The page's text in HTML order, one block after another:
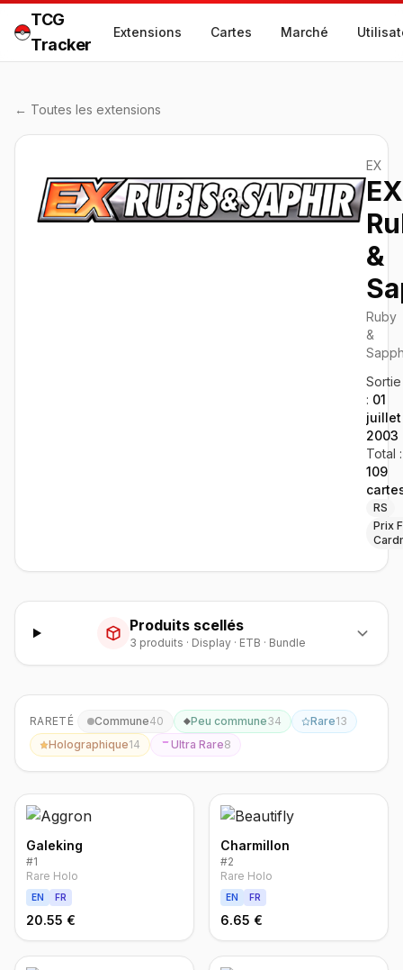
TCG
Tracker
Extensions Cartes Marché
← Toutes les extensions
EX
EX
&
Ruby
&
Sortie
: 01
juillet
2003
Total :
109
RS
Prix
Produits scellés
3 produits · Display · ETB · Bundle
RARETÉ Commune40 Peu commune34 Rare13
Holographique14 Ultra Rare8
Galeking
#1
Rare Holo
EN FR
20.55 €
Charmillon
#2
Rare Holo
EN FR
6.65 €